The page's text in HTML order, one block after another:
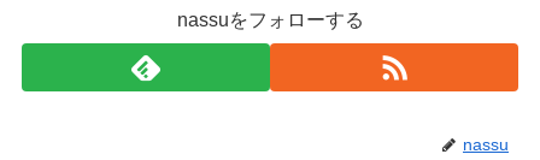
nassuをフォローする
nassu